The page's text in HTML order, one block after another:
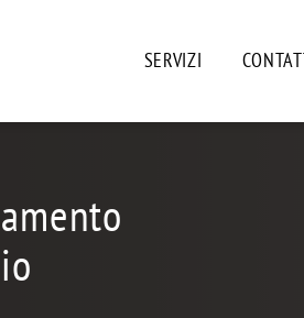
SERVIZI